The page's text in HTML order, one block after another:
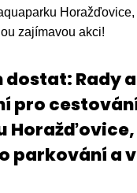
zajímavou akci!
dostat: Rady a
pro
parkování a